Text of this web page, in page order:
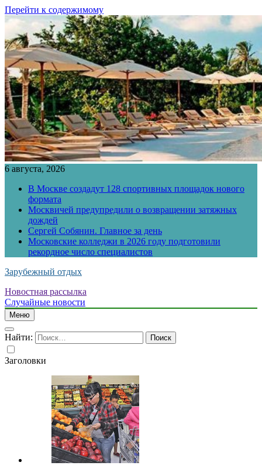
Перейти к содержимому
6 августа, 2026
В Москве создадут 128 спортивных площадок нового
формата
Москвичей предупредили о возвращении затяжных
дождей
Сергей Собянин. Главное за день
Московские колледжи в 2026 году подготовили
рекордное число специалистов
Зарубежный отдых
Новостная рассылка
Случайные новости
Меню
Найти:
Заголовки